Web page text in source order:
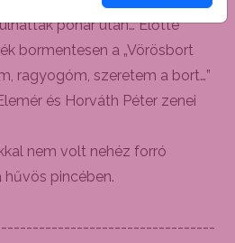
pohár után… Előtte
bormentesen a „Vörösbort
ragyogóm, szeretem a bort…”
és Horváth Péter zenei
nem volt nehéz forró
pincében.